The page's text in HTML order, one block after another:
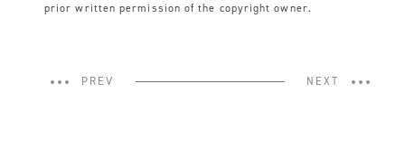
prior written permission of the copyright owner.
PREV NEXT